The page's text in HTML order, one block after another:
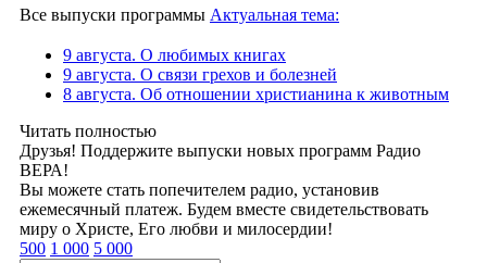
Все выпуски программы Актуальная тема:
9 августа. О любимых книгах
9 августа. О связи грехов и болезней
8 августа. Об отношении христианина к животным
Читать полностью
Друзья! Поддержите выпуски новых программ Радио
ВЕРА!
Вы можете стать попечителем радио, установив
ежемесячный платеж. Будем вместе свидетельствовать
миру о Христе, Его любви и милосердии!
500 1 000 5 000